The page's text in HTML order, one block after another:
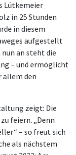
Lütkemeier
in 25 Stunden
in diesem
aufgestellt
an steht die
– und ermöglicht
allem den
zeigt: Die
feiern. „Denn
– so freut sich
als nächstem